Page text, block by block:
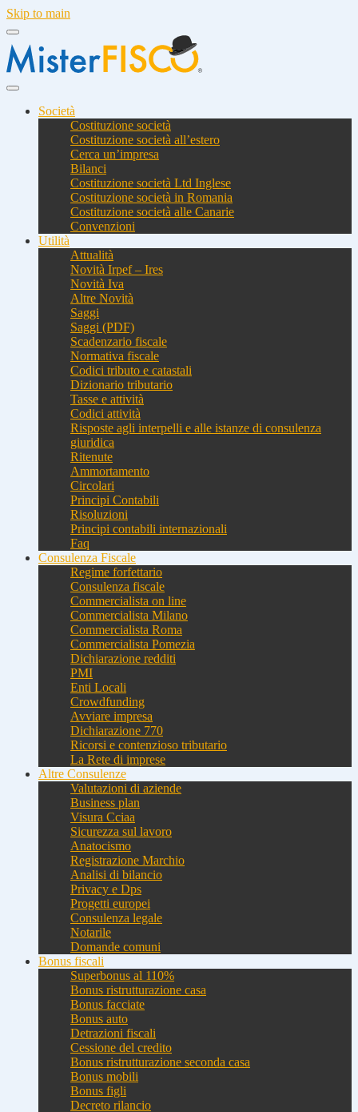
Skip to main
Società
Costituzione società
Costituzione società all’estero
Cerca un’impresa
Bilanci
Costituzione società Ltd Inglese
Costituzione società in Romania
Costituzione società alle Canarie
Convenzioni
Utilità
Attualità
Novità Irpef – Ires
Novità Iva
Altre Novità
Saggi
Saggi (PDF)
Scadenzario fiscale
Normativa fiscale
Codici tributo e catastali
Dizionario tributario
Tasse e attività
Codici attività
Risposte agli interpelli e alle istanze di consulenza
giuridica
Ritenute
Ammortamento
Circolari
Principi Contabili
Risoluzioni
Principi contabili internazionali
Faq
Consulenza Fiscale
Regime forfettario
Consulenza fiscale
Commercialista on line
Commercialista Milano
Commercialista Roma
Commercialista Pomezia
Dichiarazione redditi
PMI
Enti Locali
Crowdfunding
Avviare impresa
Dichiarazione 770
Ricorsi e contenzioso tributario
La Rete di imprese
Altre Consulenze
Valutazioni di aziende
Business plan
Visura Cciaa
Sicurezza sul lavoro
Anatocismo
Registrazione Marchio
Analisi di bilancio
Privacy e Dps
Progetti europei
Consulenza legale
Notarile
Domande comuni
Bonus fiscali
Superbonus al 110%
Bonus ristrutturazione casa
Bonus facciate
Bonus auto
Detrazioni fiscali
Cessione del credito
Bonus ristrutturazione seconda casa
Bonus mobili
Bonus figli
Decreto rilancio